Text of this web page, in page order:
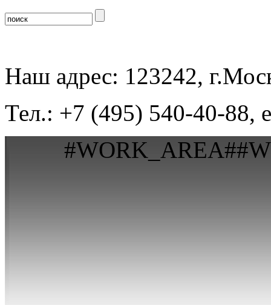
Наш адрес: 123242,
Тел.: +7 (495) 540-40-88,